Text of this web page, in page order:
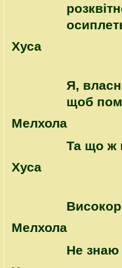
Хуса
Я,
щоб
Mелхола
Та що ж
Хуса
Mелхола
Не знаю